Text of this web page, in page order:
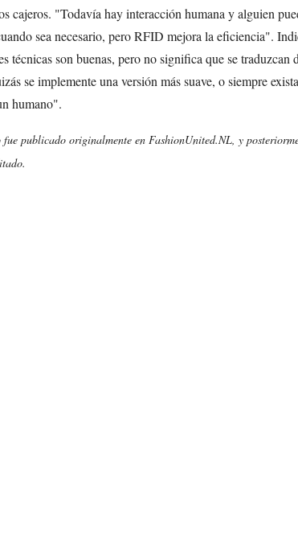
cajeros. "Todavía hay interacción humana y alguien
sea necesario, pero RFID mejora la eficiencia".
técnicas son buenas, pero no significa que se traduzcan
se implemente una versión más suave, o siempre
humano".
fue publicado originalmente en FashionUnited.NL, y